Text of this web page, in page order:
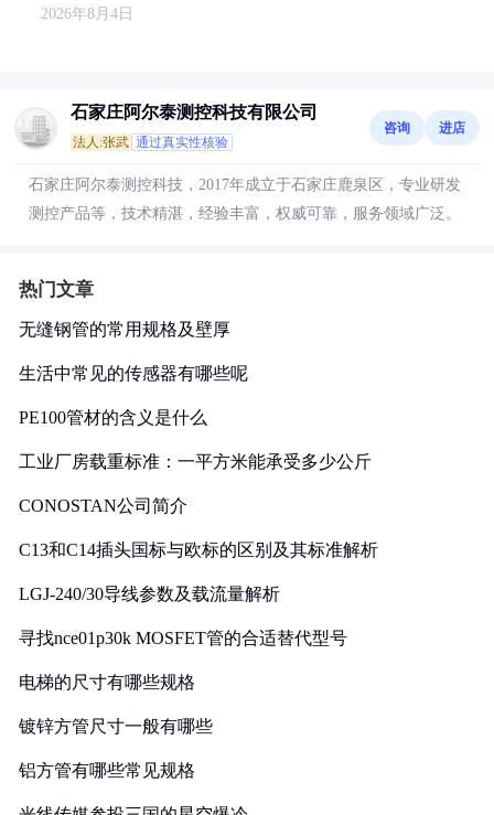
2026年8月4日
石家庄阿尔泰测控科技有限公司
法人:张武 通过真实性核验
咨询 进店
石家庄阿尔泰测控科技，2017年成立于石家庄鹿泉区，专业研发
测控产品等，技术精湛，经验丰富，权威可靠，服务领域广泛。
热门文章
无缝钢管的常用规格及壁厚
生活中常见的传感器有哪些呢
PE100管材的含义是什么
工业厂房载重标准：一平方米能承受多少公斤
CONOSTAN公司简介
C13和C14插头国标与欧标的区别及其标准解析
LGJ-240/30导线参数及载流量解析
寻找nce01p30k MOSFET管的合适替代型号
电梯的尺寸有哪些规格
镀锌方管尺寸一般有哪些
铝方管有哪些常见规格